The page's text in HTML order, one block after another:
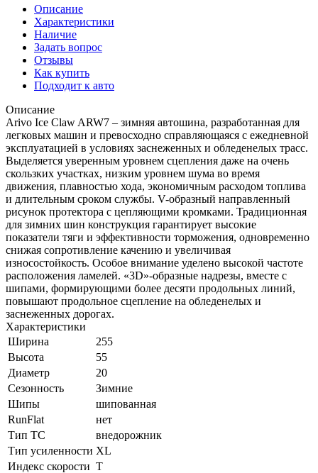
Описание
Характеристики
Наличие
Задать вопрос
Отзывы
Как купить
Подходит к авто
Описание
Arivo Ice Claw ARW7 – зимняя автошина, разработанная для
легковых машин и превосходно справляющаяся с ежедневной
эксплуатацией в условиях заснеженных и обледенелых трасс.
Выделяется уверенным уровнем сцепления даже на очень
скользких участках, низким уровнем шума во время
движения, плавностью хода, экономичным расходом топлива
и длительным сроком службы. V-образный направленный
рисунок протектора с цепляющими кромками. Традиционная
для зимних шин конструкция гарантирует высокие
показатели тяги и эффективности торможения, одновременно
снижая сопротивление качению и увеличивая
износостойкость. Особое внимание уделено высокой частоте
расположения ламелей. «3D»-образные надрезы, вместе с
шипами, формирующими более десяти продольных линий,
повышают продольное сцепление на обледенелых и
заснеженных дорогах.
Характеристики
Ширина
255
Высота
55
Диаметр
20
Сезонность
Зимние
Шипы
шипованная
RunFlat
нет
Тип ТС
внедорожник
Тип усиленности XL
Индекс скорости T